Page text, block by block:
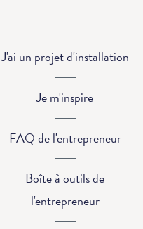
J'ai un projet d'installation
Je m'inspire
FAQ de l'entrepreneur
Boîte à outils de
l'entrepreneur